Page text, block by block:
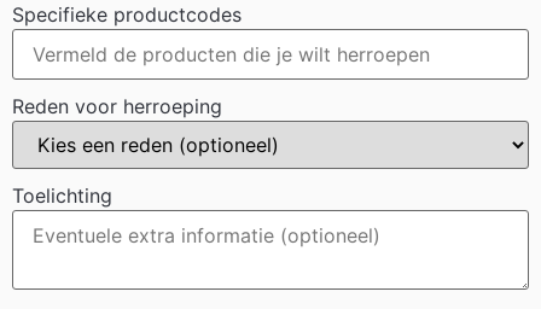
Specifieke productcodes
Reden voor herroeping
Toelichting